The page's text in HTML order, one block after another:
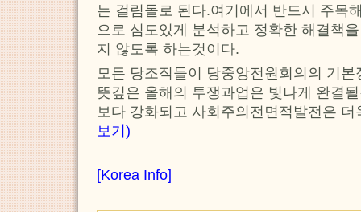
는 걸림돌로 된다.여기에서 반드시 주목
으로 심도있게 분석하고 정확한 해결책
지 않도록 하는것이다.
모든 당조직들이 당중앙전원회의의 기
뜻깊은 올해의 투쟁과업은 빛나게 완결
보다 강화되고 사회주의전면적발전은
보기)
[Korea Info]